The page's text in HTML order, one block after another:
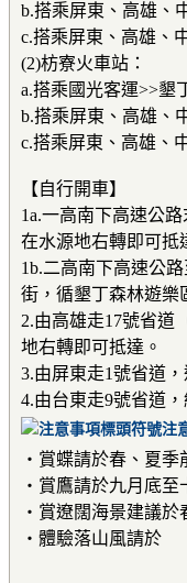
b.搭乘屏東、高雄、
c.搭乘屏東、高雄、
(2)枋寮火車站：
a.搭乘國光客運>>墾
b.搭乘屏東、高雄、
c.搭乘屏東、高雄、
【自行開車】
1a.一高南下高速公
在水源地右轉即可抵
1b.二高南下高速公
街，循墾丁森林遊樂
2.由高雄走17號省道
地右轉即可抵達。
3.由屏東走1號省道
4.由台東走9號省道
注
‧賞蝶請於春、夏季
‧賞鷹請於九月底至
‧賞遼闊海景建議於
‧體驗落山風請於